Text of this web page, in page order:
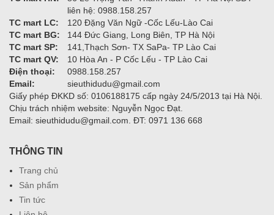
liên hệ: 0988.158.257
TC mart LC:
120 Đặng Văn Ngữ -Cốc Lếu-Lào Cai
TC mart BG:
144 Đức Giang, Long Biên, TP Hà Nội
TC mart SP:
141,Thạch Sơn- TX SaPa- TP Lào Cai
TC mart QV:
10 Hòa An - P Cốc Lếu - TP Lào Cai
Điện thoại:
0988.158.257
Email:
sieuthidudu@gmail.com
Giấy phép ĐKKD số: 0106188175 cấp ngày 24/5/2013 tại Hà Nội.
Chịu trách nhiệm website: Nguyễn Ngọc Đạt.
Email: sieuthidudu@gmail.com. ĐT: 0971 136 668
THÔNG TIN
Trang chủ
Sản phẩm
Tin tức